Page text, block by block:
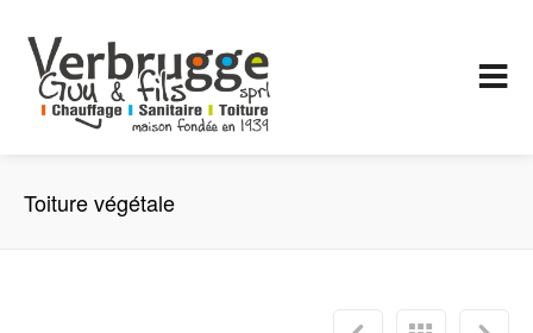
Toiture végétale